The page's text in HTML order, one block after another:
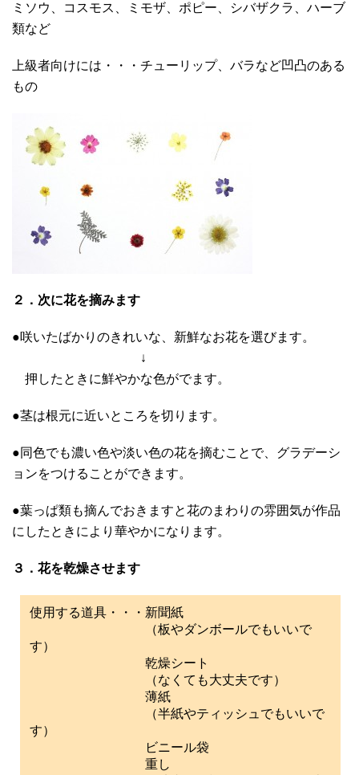
ミソウ、コスモス、ミモザ、ポピー、シバザクラ、ハーブ
類など
上級者向けには・・・チューリップ、バラなど凹凸のある
もの
２．次に花を摘みます
●咲いたばかりのきれいな、新鮮なお花を選びます。
↓
押したときに鮮やかな色がでます。
●茎は根元に近いところを切ります。
●同色でも濃い色や淡い色の花を摘むことで、グラデーシ
ョンをつけることができます。
●葉っぱ類も摘んでおきますと花のまわりの雰囲気が作品
にしたときにより華やかになります。
３．花を乾燥させます
使用する道具・・・新聞紙
（板やダンボールでもいいで
す）
乾燥シート
（なくても大丈夫です）
薄紙
（半紙やティッシュでもいいで
す）
ビニール袋
重し